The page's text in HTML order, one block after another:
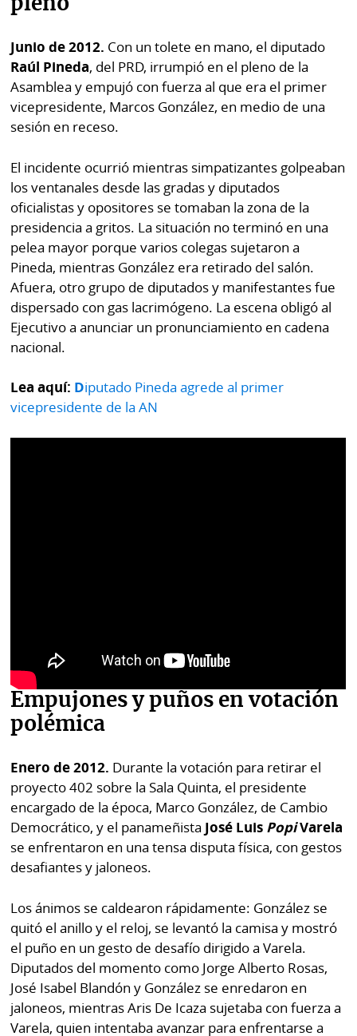
pleno
Junio de 2012. Con un tolete en mano, el diputado
Raúl Pineda, del PRD, irrumpió en el pleno de la
Asamblea y empujó con fuerza al que era el primer
vicepresidente, Marcos González, en medio de una
sesión en receso.
El incidente ocurrió mientras simpatizantes golpeaban
los ventanales desde las gradas y diputados
oficialistas y opositores se tomaban la zona de la
presidencia a gritos. La situación no terminó en una
pelea mayor porque varios colegas sujetaron a
Pineda, mientras González era retirado del salón.
Afuera, otro grupo de diputados y manifestantes fue
dispersado con gas lacrimógeno. La escena obligó al
Ejecutivo a anunciar un pronunciamiento en cadena
nacional.
Lea aquí: Diputado Pineda agrede al primer
vicepresidente de la AN
Empujones y puños en votación
polémica
Enero de 2012. Durante la votación para retirar el
proyecto 402 sobre la Sala Quinta, el presidente
encargado de la época, Marco González, de Cambio
Democrático, y el panameñista José Luis PopiVarela
se enfrentaron en una tensa disputa física, con gestos
desafiantes y jaloneos.
Los ánimos se caldearon rápidamente: González se
quitó el anillo y el reloj, se levantó la camisa y mostró
el puño en un gesto de desafío dirigido a Varela.
Diputados del momento como Jorge Alberto Rosas,
José Isabel Blandón y González se enredaron en
jaloneos, mientras Aris De Icaza sujetaba con fuerza a
Varela, quien intentaba avanzar para enfrentarse a